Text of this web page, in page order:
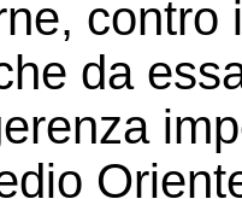
contro
da